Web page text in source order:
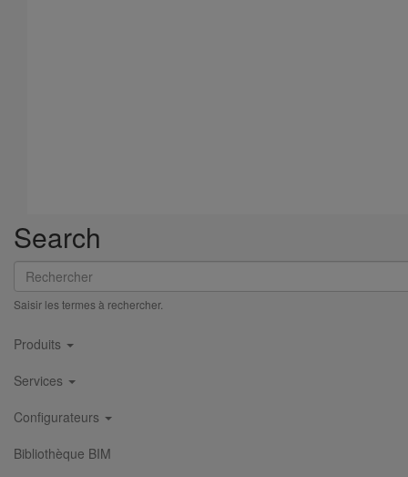
Search
Rechercher
Saisir les termes à rechercher.
Main
navigation
Produits
Services
Configurateurs
Bibliothèque BIM